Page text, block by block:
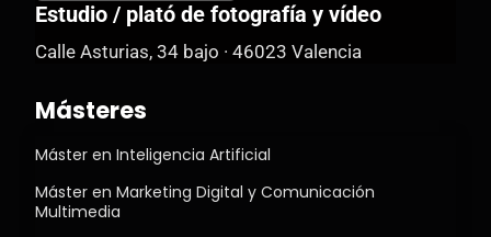
Estudio / plató de fotografía y vídeo
Calle Asturias, 34 bajo · 46023 Valencia
Másteres
Máster en Inteligencia Artificial
Máster en Marketing Digital y Comunicación
Multimedia